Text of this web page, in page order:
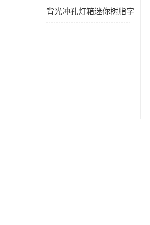
背光冲孔灯箱迷你树脂字